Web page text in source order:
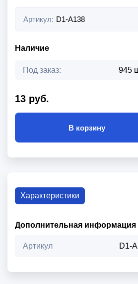
Артикул: D1-A138
Наличие
Под заказ: 945
13 руб.
В корзину
Характеристики
Дополнительная информация
Артикул D1-